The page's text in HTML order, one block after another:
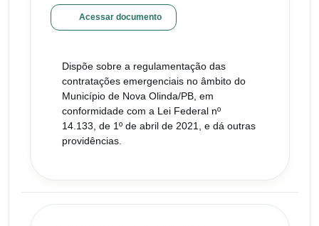
Acessar documento
Dispõe sobre a regulamentação das
contratações emergenciais no âmbito do
Município de Nova Olinda/PB, em
conformidade com a Lei Federal nº
14.133, de 1º de abril de 2021, e dá outras
providências.